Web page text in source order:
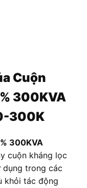
Cuộn
300KVA
300K
300KVA
cuộn kháng lọc
trong các
khỏi tác động